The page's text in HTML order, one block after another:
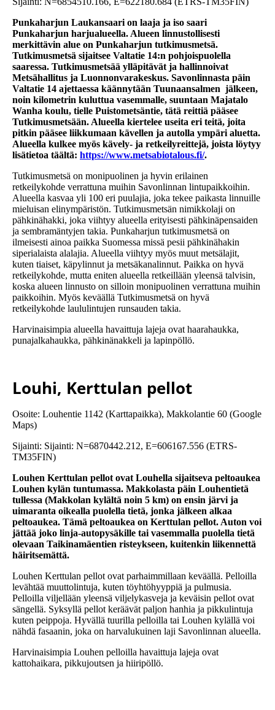
Punkaharjun Laukansaari on laaja ja iso saari
Punkaharjun harjualueella. Alueen linnustollisesti
merkittävin alue on Punkaharjun tutkimusmetsä.
Tutkimusmetsä sijaitsee Valtatie 14:n pohjoispuolella
saaressa. Tutkimusmetsää ylläpitävät ja hallinnoivat
Metsähallitus ja Luonnonvarakeskus. Savonlinnasta päin
Valtatie 14 ajettaessa käännytään Tuunaansalmen jälkeen,
noin kilometrin kuluttua vasemmalle, suuntaan Majatalo
Wanha koulu, tielle Puistometsäntie, tätä reittiä pääsee
Tutkimusmetsään. Alueella kiertelee useita eri teitä, joita
pitkin pääsee liikkumaan kävellen ja autolla ympäri aluetta.
Alueella kulkee myös kävely- ja retkeilyreittejä, joista löytyy
lisätietoa täältä: https://www.metsabiotalous.fi/.
Tutkimusmetsä on monipuolinen ja hyvin erilainen
retkeilykohde verrattuna muihin Savonlinnan lintupaikkoihin.
Alueella kasvaa yli 100 eri puulajia, joka tekee paikasta linnuille
mieluisan elinympäristön. Tutkimusmetsän nimikkolaji on
pähkinähakki, joka viihtyy alueella erityisesti pähkinäpensaiden
ja sembramäntyjen takia. Punkaharjun tutkimusmetsä on
ilmeisesti ainoa paikka Suomessa missä pesii pähkinähakin
siperialaista alalajia. Alueella viihtyy myös muut metsälajit,
kuten tiaiset, käpylinnut ja metsäkanalinnut. Paikka on hyvä
retkeilykohde, mutta eniten alueella retkeillään yleensä talvisin,
koska alueen linnusto on silloin monipuolinen verrattuna muihin
paikkoihin. Myös keväällä Tutkimusmetsä on hyvä
retkeilykohde laululintujen runsauden takia.
Harvinaisimpia alueella havaittuja lajeja ovat haarahaukka,
punajalkahaukka, pähkinänakkeli ja lapinpöllö.
Louhi, Kerttulan pellot
Osoite: Louhentie 1142 (Karttapaikka), Makkolantie 60 (Google
Maps)
Sijainti: Sijainti: N=6870442.212, E=606167.556 (ETRS-
TM35FIN)
Louhen Kerttulan pellot ovat Louhella sijaitseva peltoaukea
Louhen kylän tuntumassa. Makkolasta päin Louhentietä
tullessa (Makkolan kylältä noin 5 km) on ensin järvi ja
uimaranta oikealla puolella tietä, jonka jälkeen alkaa
peltoaukea. Tämä peltoaukea on Kerttulan pellot. Auton voi
jättää joko linja-autopysäkille tai vasemmalla puolella tietä
olevaan Taikinamäentien risteykseen, kuitenkin liikennettä
häiritsemättä.
Louhen Kerttulan pellot ovat parhaimmillaan keväällä. Pelloilla
levähtää muuttolintuja, kuten töyhtöhyyppiä ja pulmusia.
Pelloilla viljellään yleensä viljelykasveja ja keväisin pellot ovat
sängellä. Syksyllä pellot keräävät paljon hanhia ja pikkulintuja
kuten peippoja. Hyvällä tuurilla pelloilla tai Louhen kylällä voi
nähdä fasaanin, joka on harvalukuinen laji Savonlinnan alueella.
Harvinaisimpia Louhen pelloilla havaittuja lajeja ovat
kattohaikara, pikkujoutsen ja hiiripöllö.